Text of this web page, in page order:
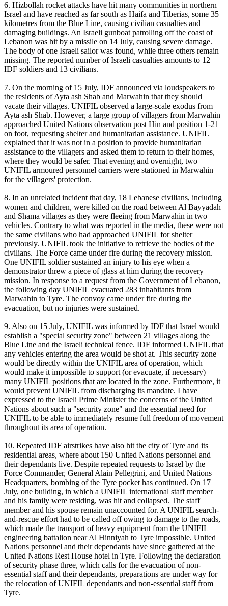
6. Hizbollah rocket attacks have hit many communities in northern
Israel and have reached as far south as Haifa and Tiberias, some 35
kilometres from the Blue Line, causing civilian casualties and
damaging buildings. An Israeli gunboat patrolling off the coast of
Lebanon was hit by a missile on 14 July, causing severe damage.
The body of one Israeli sailor was found, while three others remain
missing. The reported number of Israeli casualties amounts to 12
IDF soldiers and 13 civilians.
7. On the morning of 15 July, IDF announced via loudspeakers to
the residents of Ayta ash Shab and Marwahin that they should
vacate their villages. UNIFIL observed a large-scale exodus from
Ayta ash Shab. However, a large group of villagers from Marwahin
approached United Nations observation post Hin and position 1-21
on foot, requesting shelter and humanitarian assistance. UNIFIL
explained that it was not in a position to provide humanitarian
assistance to the villagers and asked them to return to their homes,
where they would be safer. That evening and overnight, two
UNIFIL armoured personnel carriers were stationed in Marwahin
for the villagers' protection.
8. In an unrelated incident that day, 18 Lebanese civilians, including
women and children, were killed on the road between Al Bayyadah
and Shama villages as they were fleeing from Marwahin in two
vehicles. Contrary to what was reported in the media, these were not
the same civilians who had approached UNIFIL for shelter
previously. UNIFIL took the initiative to retrieve the bodies of the
civilians. The Force came under fire during the recovery mission.
One UNIFIL soldier sustained an injury to his eye when a
demonstrator threw a piece of glass at him during the recovery
mission. In response to a request from the Government of Lebanon,
the following day UNIFIL evacuated 283 inhabitants from
Marwahin to Tyre. The convoy came under fire during the
evacuation, but no injuries were sustained.
9. Also on 15 July, UNIFIL was informed by IDF that Israel would
establish a "special security zone" between 21 villages along the
Blue Line and the Israeli technical fence. IDF informed UNIFIL that
any vehicles entering the area would be shot at. This security zone
would be directly within the UNIFIL area of operation, which
would make it impossible to support (or evacuate, if necessary)
many UNIFIL positions that are located in the zone. Furthermore, it
would prevent UNIFIL from discharging its mandate. I have
expressed to the Israeli Prime Minister the concerns of the United
Nations about such a "security zone" and the essential need for
UNIFIL to be able to immediately resume full freedom of movement
throughout its area of operation.
10. Repeated IDF airstrikes have also hit the city of Tyre and its
residential areas, where about 150 United Nations personnel and
their dependants live. Despite repeated requests to Israel by the
Force Commander, General Alain Pellegrini, and United Nations
Headquarters, bombing of the Tyre pocket has continued. On 17
July, one building, in which a UNIFIL international staff member
and his family were residing, was hit and collapsed. The staff
member and his spouse remain unaccounted for. A UNIFIL search-
and-rescue effort had to be called off owing to damage to the roads,
which made the transport of heavy equipment from the UNIFIL
engineering battalion near Al Hinniyah to Tyre impossible. United
Nations personnel and their dependants have since gathered at the
United Nations Rest House hotel in Tyre. Following the declaration
of security phase three, which calls for the evacuation of non-
essential staff and their dependants, preparations are under way for
the relocation of UNIFIL dependants and non-essential staff from
Tyre.